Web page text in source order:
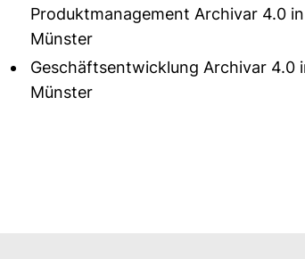
Produktmanagement Archivar 4.0
Münster
Geschäftsentwicklung Archivar 4.0
Münster